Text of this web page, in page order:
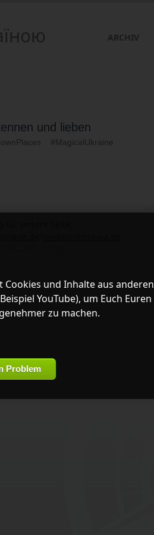
ARCHIV
und lieben
#MagicalUkraine
11:25:57
Cookies und Inhalte aus anderen
YouTube), um Euch Euren
zu machen.
Problem